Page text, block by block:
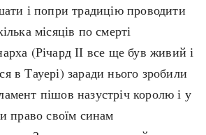
Індекси
Нові статті
Популярні статті
Всі статті
Визначальні події
#Хештеги
і попри традицію проводити
місяців по смерті
(Річард ІІ все ще був живий і
в Тауері) заради нього зробили
пішов назустріч королю і у
право своїм синам